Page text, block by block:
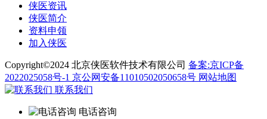
侠医资讯
侠医简介
资料申领
加入侠医
Copyright©2024 北京侠医软件技术有限公司 备案:京ICP备
2022025058号-1 京公网安备11010502050658号 网站地图
联系我们
电话咨询